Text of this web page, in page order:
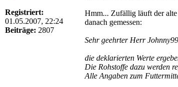
Registriert:
01.05.2007, 22:24
Beiträge: 2807
Hmm... Zufällig läuft der
danach gemessen:
Sehr geehrter Herr Johnny99,
die deklarierten Werte
Die Rohstoffe dazu werden
Alle Angaben zum